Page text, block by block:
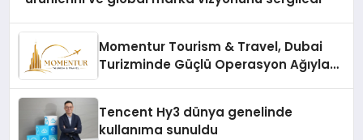
Momentur Tourism & Travel, Dubai
Turizminde Güçlü Operasyon Ağıyla
Tencent Hy3 dünya genelinde
kullanıma sunuldu